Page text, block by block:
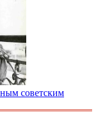
советским